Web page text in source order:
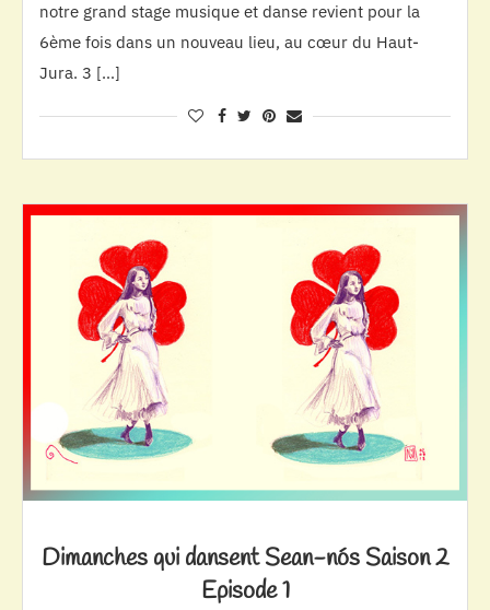
notre grand stage musique et danse revient pour la
6ème fois dans un nouveau lieu, au cœur du Haut-
Jura. 3 […]
Dimanches qui dansent Sean-nós Saison 2
Episode 1